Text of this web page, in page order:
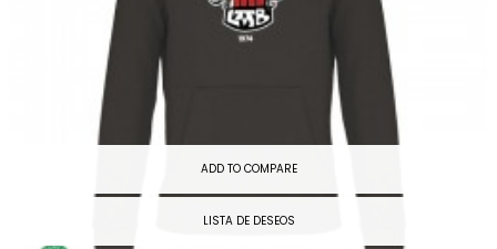
ADD TO COMPARE
LISTA DE DESEOS